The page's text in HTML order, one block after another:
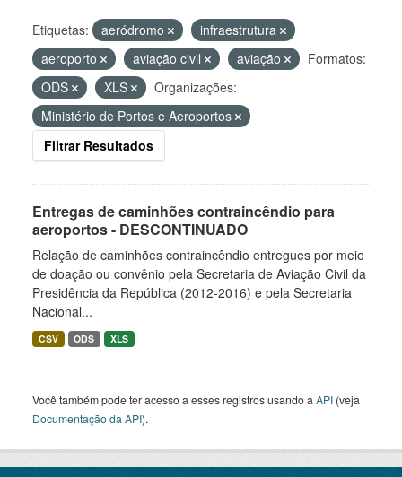
Etiquetas: aeródromo
infraestrutura
aeroporto
aviação civil aviação
Formatos:
ODS
XLS
Organizações:
Ministério de Portos e Aeroportos
Filtrar Resultados
Entregas de caminhões contraincêndio para
aeroportos - DESCONTINUADO
Relação de caminhões contraincêndio entregues por meio
de doação ou convênio pela Secretaria de Aviação Civil da
Presidência da República (2012-2016) e pela Secretaria
Nacional...
CSV ODS XLS
Você também pode ter acesso a esses registros usando a API (veja
Documentação da API).